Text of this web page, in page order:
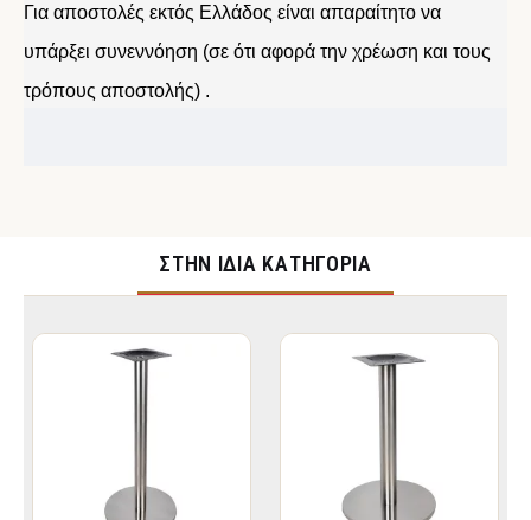
Για αποστολές εκτός Ελλάδος είναι απαραίτητο να
υπάρξει συνεννόηση (σε ότι αφορά την χρέωση και τους
τρόπους αποστολής) .
ΣΤΉΝ ΊΔΙΑ ΚΑΤΗΓΟΡΊΑ